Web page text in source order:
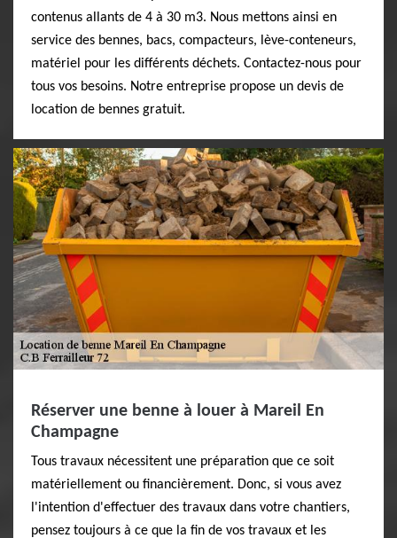
contenus allants de 4 à 30 m3. Nous mettons ainsi en
service des bennes, bacs, compacteurs, lève-conteneurs,
matériel pour les différents déchets. Contactez-nous pour
tous vos besoins. Notre entreprise propose un devis de
location de bennes gratuit.
Réserver une benne à louer à Mareil En
Champagne
Tous travaux nécessitent une préparation que ce soit
matériellement ou financièrement. Donc, si vous avez
l'intention d'effectuer des travaux dans votre chantiers,
pensez toujours à ce que la fin de vos travaux et les